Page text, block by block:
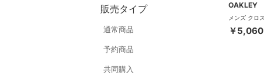
販売タイプ
通常商品
予約商品
共同購入
OAKLEY
￥5,060